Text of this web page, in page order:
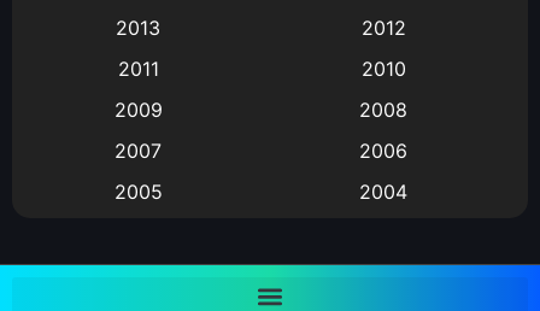
(9)
Big tits (นมใหญ่)
Bitch (ผู้หญิงร่าน)
2013
2012
2011
2010
2009
2008
2007
2006
2005
2004
2001
2000